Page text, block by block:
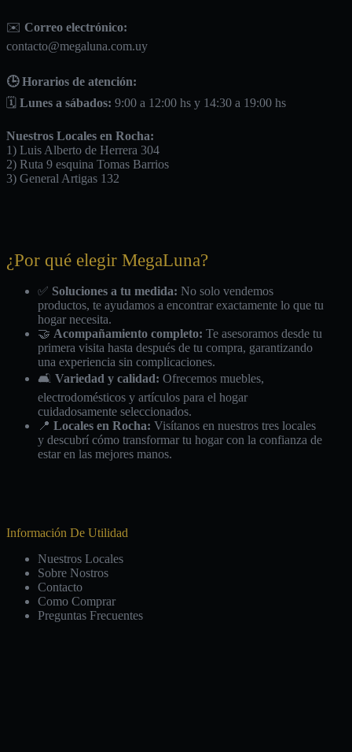
✉️ Correo electrónico:
contacto@megaluna.com.uy
🕒 Horarios de atención:
🗓️ Lunes a sábados: 9:00 a 12:00 hs y 14:30 a 19:00 hs
Nuestros Locales en Rocha:
1) Luis Alberto de Herrera 304
2) Ruta 9 esquina Tomas Barrios
3) General Artigas 132
¿Por qué elegir MegaLuna?
✅ Soluciones a tu medida: No solo vendemos
productos, te ayudamos a encontrar exactamente lo que tu
hogar necesita.
🤝 Acompañamiento completo: Te asesoramos desde tu
primera visita hasta después de tu compra, garantizando
una experiencia sin complicaciones.
🛋️ Variedad y calidad: Ofrecemos muebles,
electrodomésticos y artículos para el hogar
cuidadosamente seleccionados.
📍 Locales en Rocha: Visítanos en nuestros tres locales
y descubrí cómo transformar tu hogar con la confianza de
estar en las mejores manos.
Información De Utilidad
Nuestros Locales
Sobre Nostros
Contacto
Como Comprar
Preguntas Frecuentes